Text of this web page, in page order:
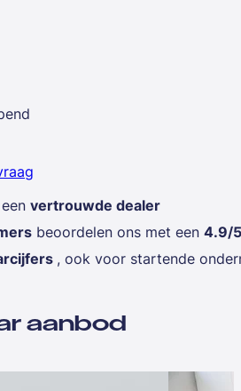
vertrouwde dealer
beoordelen ons met een 4.9/5
, ook voor startende
aanbod